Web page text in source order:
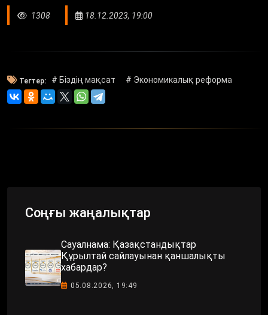
1308 18.12.2023, 19:00
Тегтер: # Біздің мақсат # Экономикалық реформа
Соңғы жаңалықтар
Сауалнама: Қазақстандықтар
Құрылтай сайлауынан қаншалықты
хабардар?
05.08.2026, 19:49